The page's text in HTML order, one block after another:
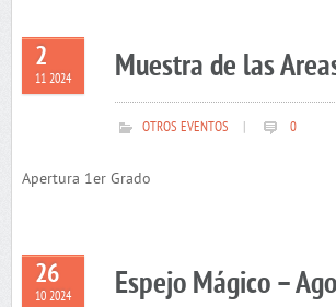
2
11 2024 Muestra de las
OTROS EVENTOS 0
Apertura 1er Grado
26
10 2024 Espejo Mágico –